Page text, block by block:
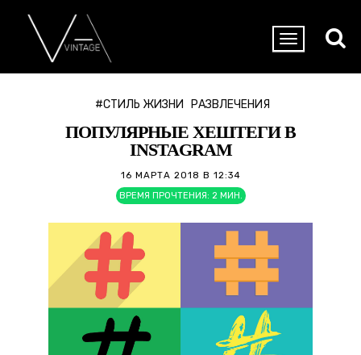
#СТИЛЬ ЖИЗНИ РАЗВЛЕЧЕНИЯ
ПОПУЛЯРНЫЕ ХЕШТЕГИ В
INSTAGRAM
16 МАРТА 2018 В 12:34
ВРЕМЯ ПРОЧТЕНИЯ: 2 МИН.